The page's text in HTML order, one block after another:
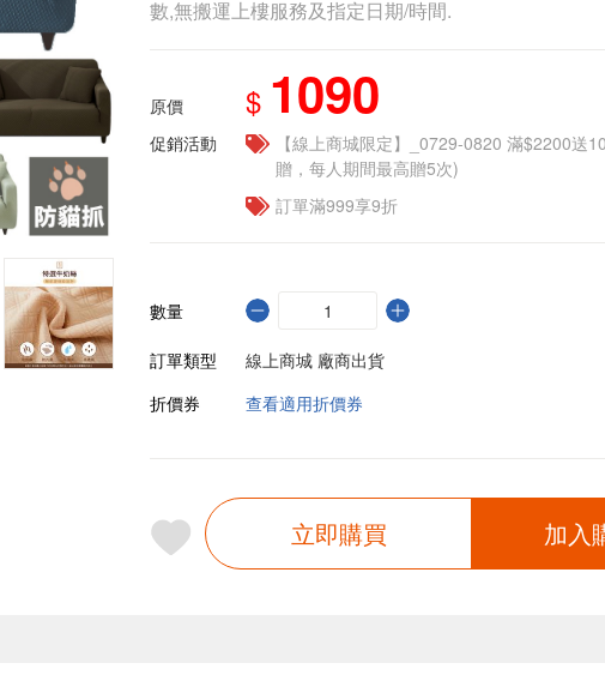
數,無搬運上樓服務及指定日期/時間.
原價 $ 1090
促銷活動
【線上商城限定】_0729-0820 滿$2200送
贈，每人期間最高贈5次)
訂單滿999享9折
數量
訂單類型
線上商城 廠商出貨
折價券
查看適用折價券
立即購買 加入